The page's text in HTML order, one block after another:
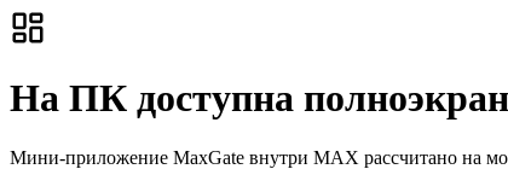
На ПК доступна
Мини-приложение MaxGate внутри MAX рассчитано на